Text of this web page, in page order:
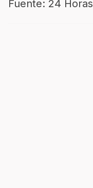
Fuente: 24 Horas